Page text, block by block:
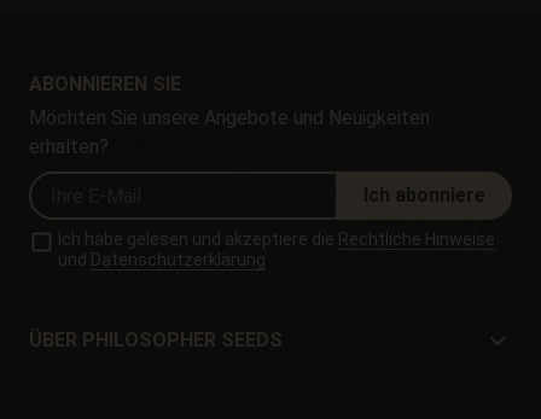
ABONNIEREN SIE
Möchten Sie unsere Angebote und Neuigkeiten
erhalten?
Ich abonniere
Ich habe gelesen und akzeptiere die Rechtliche Hinweise
und Datenschutzerklärung
ÜBER PHILOSOPHER SEEDS